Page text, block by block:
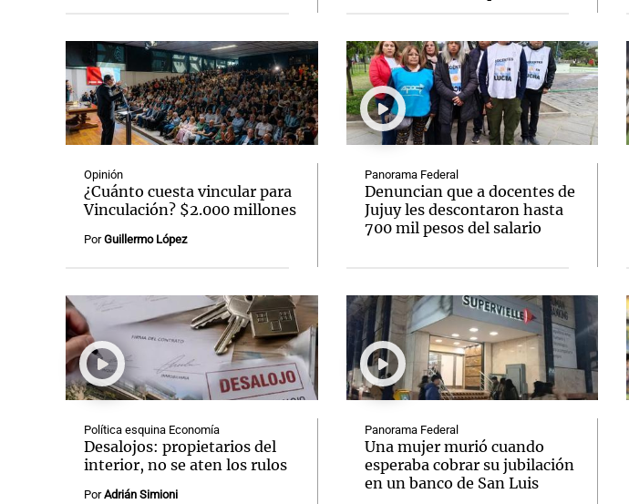
Opinión
¿Cuánto cuesta vincular para
Vinculación? $2.000 millones
PorGuillermo López
Política esquina Economía
Desalojos: propietarios del
interior, no se aten los rulos
PorAdrián Simioni
Panorama Federal
Denuncian que a docentes de
Jujuy les descontaron hasta
700 mil pesos del salario
Panorama Federal
Una mujer murió cuando
esperaba cobrar su jubilación
en un banco de San Luis